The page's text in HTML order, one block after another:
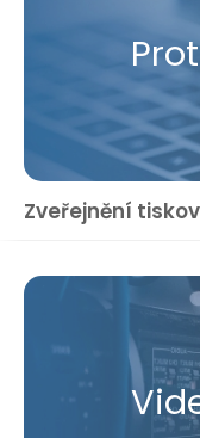
Zveřejnění